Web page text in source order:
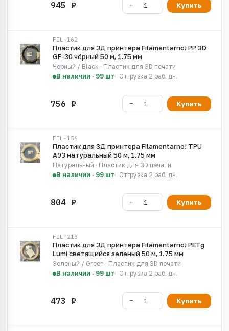
Купить
FIL-162
Пластик для 3Д принтера Filamentarno! PP 3D
GF-30 чёрный 50 м, 1.75 мм
Черный / Black · Пластик для 3D печати
В наличии · 99 шт
Отгрузка 2 раб. дн.
Купить
FIL-156
Пластик для 3Д принтера Filamentarno! TPU
A93 натуральный 50 м, 1.75 мм
Натуральный · Пластик для 3D печати
В наличии · 99 шт
Отгрузка 2 раб. дн.
Купить
FIL-213
Пластик для 3Д принтера Filamentarno! PETg
Lumi светящийся зеленый 50 м, 1.75 мм
Зеленый / Green · Пластик для 3D печати
В наличии · 99 шт
Отгрузка 2 раб. дн.
Купить